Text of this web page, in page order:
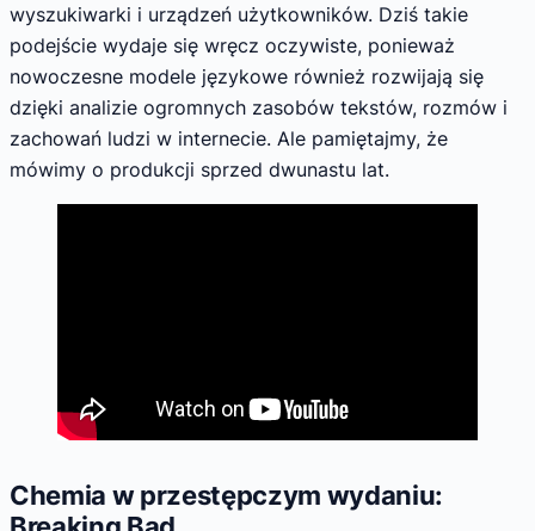
wyszukiwarki i urządzeń użytkowników. Dziś takie
podejście wydaje się wręcz oczywiste, ponieważ
nowoczesne modele językowe również rozwijają się
dzięki analizie ogromnych zasobów tekstów, rozmów i
zachowań ludzi w internecie. Ale pamiętajmy, że
mówimy o produkcji sprzed dwunastu lat.
Chemia w przestępczym wydaniu: